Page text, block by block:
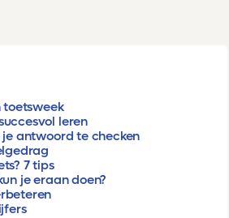
toetsweek
leren
je antwoord te checken
7 tips
je eraan doen?